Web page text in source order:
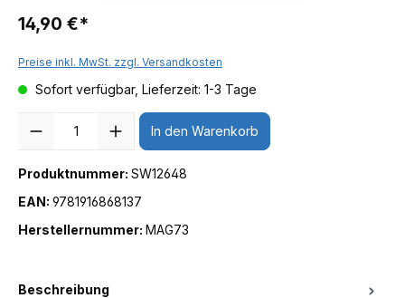
14,90 €*
Preise inkl. MwSt. zzgl. Versandkosten
Sofort verfügbar, Lieferzeit: 1-3 Tage
In den Warenkorb
Produktnummer: SW12648
EAN: 9781916868137
Herstellernummer: MAG73
Beschreibung